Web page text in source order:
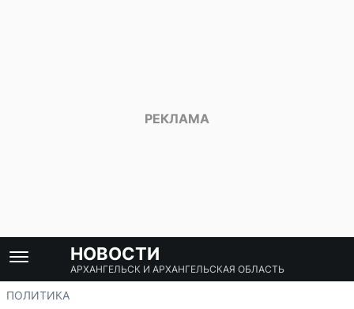
НОВОСТИ
АРХАНГЕЛЬСК И АРХАНГЕЛЬСКАЯ ОБЛАСТЬ
ПОЛИТИКА